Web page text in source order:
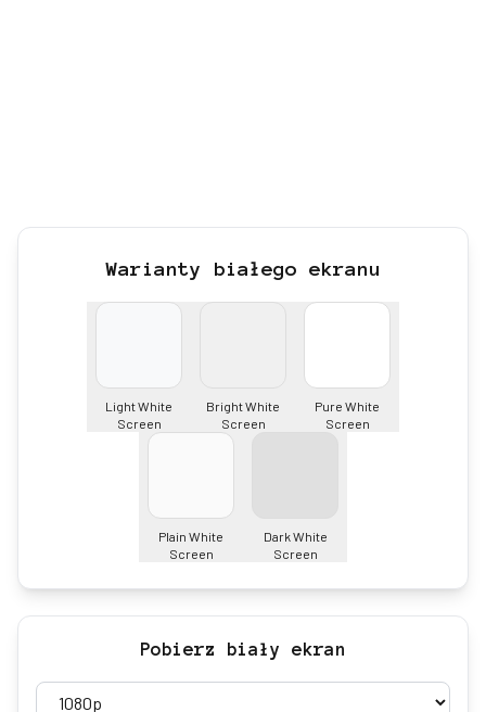
Warianty białego ekranu
Light White
Screen
Bright White
Screen
Pure White
Screen
Plain White
Screen
Dark White
Screen
Pobierz biały ekran